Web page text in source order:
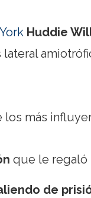
Huddie
lateral
más
que le regaló
de